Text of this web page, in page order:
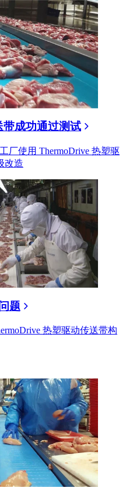
成功通过测试
厂使用 ThermoDrive 热塑驱
改造
题
热塑驱动传送带构